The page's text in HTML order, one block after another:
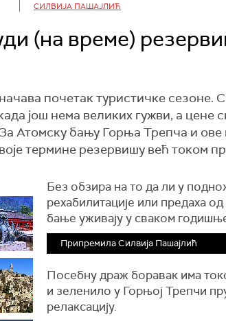
СИЛВИЈА ПАШАЈЛИЋ
(на време)
почетак туристичке сезоне.
још нема великих гужви, а цене
Атомску бању Горња Трепча и
термине резервишу већ током
Без обзира на то да ли у
рехабилитације или предаха
бање уживају у сваком
Припремила Силвија Пашајлић
Посебну драж боравак има
и зеленило у Горњој Трепчи
релаксацију.